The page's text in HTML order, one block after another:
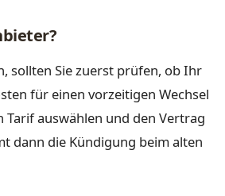
sollten Sie zuerst prüfen, ob Ihr
für einen vorzeitigen Wechsel
Tarif auswählen und den Vertrag
dann die Kündigung beim alten